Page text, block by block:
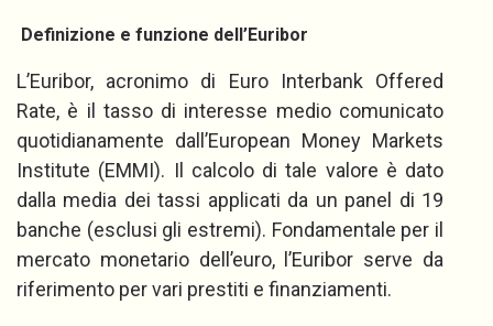
Definizione e funzione dell’Euribor
L’Euribor, acronimo di Euro Interbank Offered
Rate, è il tasso di interesse medio comunicato
quotidianamente dall’European Money Markets
Institute (EMMI). Il calcolo di tale valore è dato
dalla media dei tassi applicati da un panel di 19
banche (esclusi gli estremi). Fondamentale per il
mercato monetario dell’euro, l’Euribor serve da
riferimento per vari prestiti e finanziamenti.